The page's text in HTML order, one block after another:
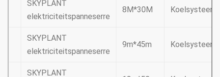
SKYPLANT
elektriciteitspanneserre
8M*30M Koelsysteem
SKYPLANT
elektriciteitspanneserre
9m*45m Koelsysteem
SKYPLANT